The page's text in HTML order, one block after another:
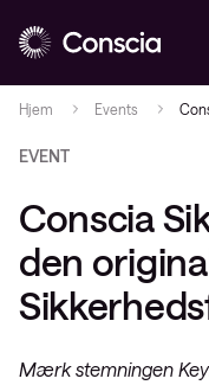
Hjem Events
EVENT
Conscia
den
Mærk stemningen